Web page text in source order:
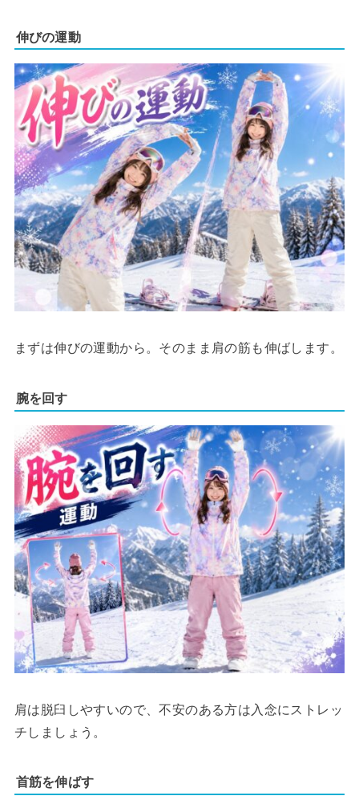
伸びの運動
まずは伸びの運動から。そのまま肩の筋も伸ばします。
腕を回す
肩は脱臼しやすいので、不安のある方は入念にストレッ
チしましょう。
首筋を伸ばす